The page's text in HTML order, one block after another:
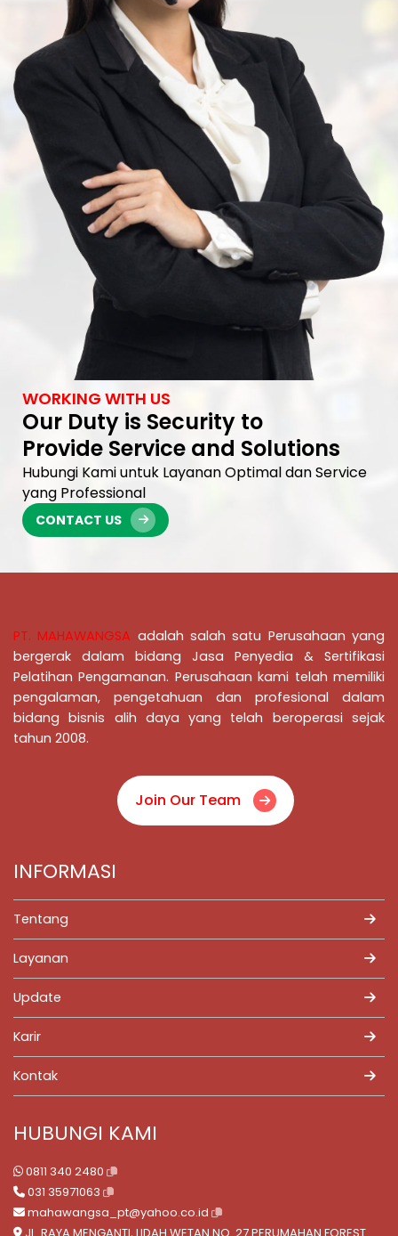
WORKING WITH US
Our Duty is Security to
Provide Service and Solutions
Hubungi Kami untuk Layanan Optimal dan Service
yang Professional
CONTACT US
PT. MAHAWANGSA adalah salah satu Perusahaan yang
bergerak dalam bidang Jasa Penyedia & Sertifikasi
Pelatihan Pengamanan. Perusahaan kami telah memiliki
pengalaman, pengetahuan dan profesional dalam
bidang bisnis alih daya yang telah beroperasi sejak
tahun 2008.
Join Our Team
INFORMASI
Tentang
Layanan
Update
Karir
Kontak
HUBUNGI KAMI
0811 340 2480
031 35971063
mahawangsa_pt@yahoo.co.id